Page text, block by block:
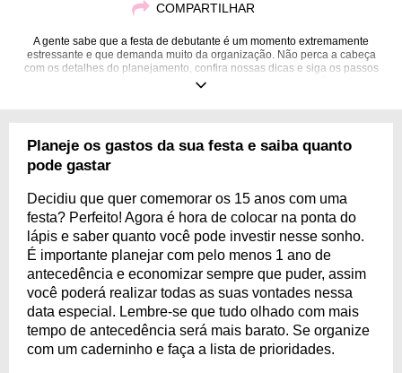
COMPARTILHAR
A gente sabe que a festa de debutante é um momento extremamente
estressante e que demanda muito da organização. Não perca a cabeça
com os detalhes do planejamento, confira nossas dicas e siga os passos
para lidar apenas só com a parte boa da comemoração !
Planeje os gastos da sua festa e saiba quanto
pode gastar
Decidiu que quer comemorar os 15 anos com uma
festa? Perfeito! Agora é hora de colocar na ponta do
lápis e saber quanto você pode investir nesse sonho.
É importante planejar com pelo menos 1 ano de
antecedência e economizar sempre que puder, assim
você poderá realizar todas as suas vontades nessa
data especial. Lembre-se que tudo olhado com mais
tempo de antecedência será mais barato. Se organize
com um caderninho e faça a lista de prioridades.